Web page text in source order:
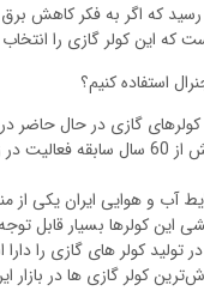
که اگر به فکر کاهش
که این کولر گازی را انتخاب
استفاده کنیم؟
گازی در حال حاضر
شرکت اجنرال دارای بیش از 60 سال
آب و هوایی ایران یکی
این کولرها بسیار قابل
تولید کولر های گازی را
کولر گازی ها در بازار